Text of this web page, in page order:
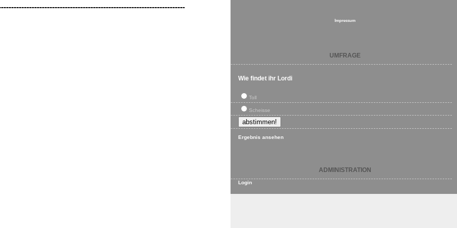
Impressum
UMFRAGE
Wie findet ihr Lordi
Toll
Scheisse
Ergebnis ansehen
ADMINISTRATION
Login